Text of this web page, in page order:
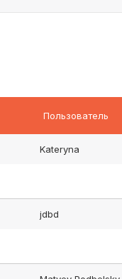
Пользователь
Kateryna
jdbd